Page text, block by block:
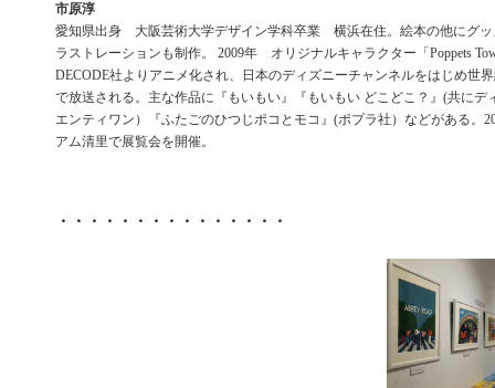
市原淳
愛知県出身 大阪芸術大学デザイン学科卒業 横浜在住。絵本の他にグッ
ラストレーションも制作。 2009年 オリジナルキャラクター「Poppets
DECODE社よりアニメ化され、日本のディズニーチャンネルをはじめ世
で放送される。主な作品に『もいもい』『もいもい どこどこ？』(共にデ
エンティワン）『ふたごのひつじポコとモコ』(ポプラ社）などがある。
アム清里で展覧会を開催。
・・・・・・・・・・・・・・・